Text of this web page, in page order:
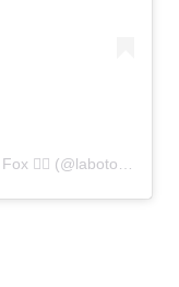
Una publicación compartida de Botota Fox 🏳️‍🌈 (@labototafox)